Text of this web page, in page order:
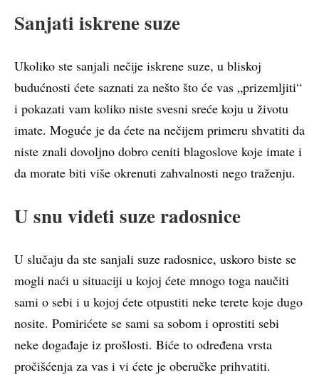
Sanjati iskrene suze
Ukoliko ste sanjali nečije iskrene suze, u bliskoj
budućnosti ćete saznati za nešto što će vas „prizemljiti“
i pokazati vam koliko niste svesni sreće koju u životu
imate. Moguće je da ćete na nečijem primeru shvatiti da
niste znali dovoljno dobro ceniti blagoslove koje imate i
da morate biti više okrenuti zahvalnosti nego traženju.
U snu videti suze radosnice
U slučaju da ste sanjali suze radosnice, uskoro biste se
mogli naći u situaciji u kojoj ćete mnogo toga naučiti
sami o sebi i u kojoj ćete otpustiti neke terete koje dugo
nosite. Pomirićete se sami sa sobom i oprostiti sebi
neke događaje iz prošlosti. Biće to određena vrsta
pročišćenja za vas i vi ćete je oberučke prihvatiti.